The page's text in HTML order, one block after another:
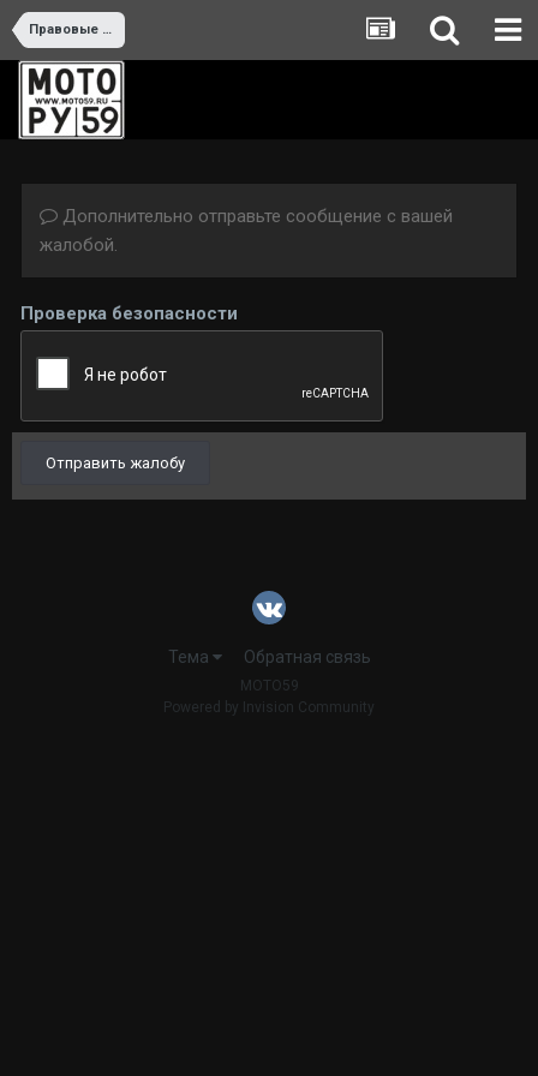
Правовые вопросы
Дополнительно отправьте сообщение с вашей
жалобой.
Проверка безопасности
Отправить жалобу
Тема Обратная связь
MOTO59
Powered by Invision Community